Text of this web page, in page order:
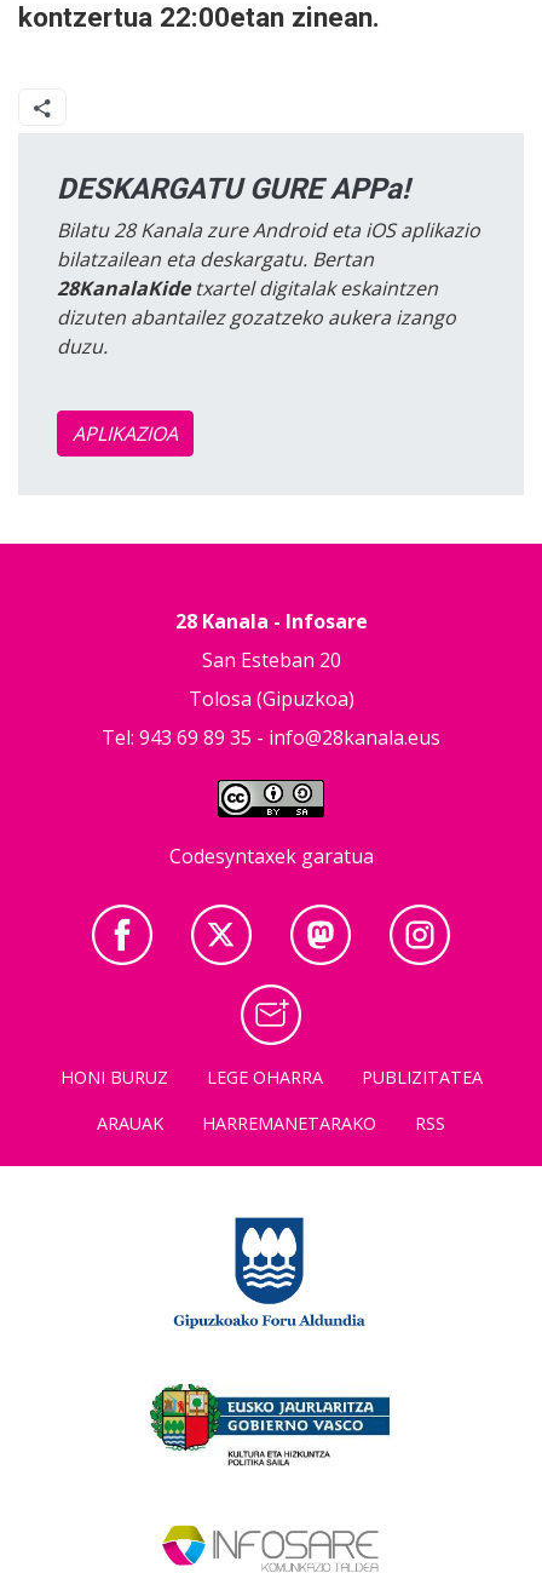
kontzertua 22:00etan zinean.
DESKARGATU GURE APPa!
Bilatu 28 Kanala zure Android eta iOS aplikazio
bilatzailean eta deskargatu. Bertan
28KanalaKidetxartel digitalak eskaintzen
dizuten abantailez gozatzeko aukera izango
duzu.
APLIKAZIOA
28 Kanala - Infosare
San Esteban 20
Tolosa (Gipuzkoa)
Tel: 943 69 89 35 - info@28kanala.eus
Codesyntaxek garatua
HONI BURUZ LEGE OHARRA
PUBLIZITATEA
ARAUAK
HARREMANETARAKO RSS